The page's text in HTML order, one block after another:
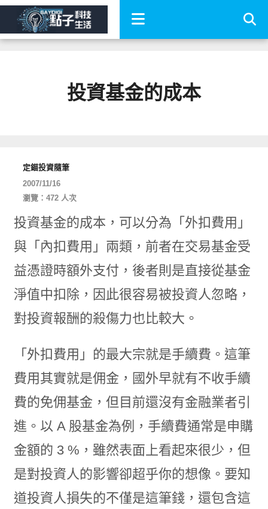
投資基金的成本
定錨投資隨筆
2007/11/16
瀏覽：472 人次
投資基金的成本，可以分為「外扣費用」
與「內扣費用」兩類，前者在交易基金受
益憑證時額外支付，後者則是直接從基金
淨值中扣除，因此很容易被投資人忽略，
對投資報酬的殺傷力也比較大。
「外扣費用」的最大宗就是手續費。這筆
費用其實就是佣金，國外早就有不收手續
費的免佣基金，但目前還沒有金融業者引
進。以 A 股基金為例，手續費通常是申購
金額的 3 %，雖然表面上看起來很少，但
是對投資人的影響卻超乎你的想像。要知
道投資人損失的不僅是這筆錢，還包含這